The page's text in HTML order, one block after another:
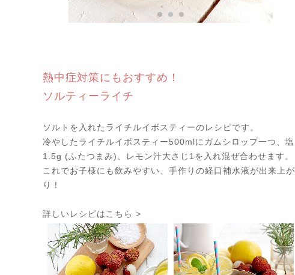
熱中症対策にもおすすめ！
ソルティーライチ
ソルトを入れたライチルイボスティーのレシピです。
冷やしたライチルイボスティー500mlにガムシロップ一つ、塩
1.5g (ふたつまみ)、レモン汁大さじ1を入れ混ぜ合わせます。
これでお子様にも飲みやすい、手作りの経口補水液が出来上が
り！
詳しいレシピはこちら >